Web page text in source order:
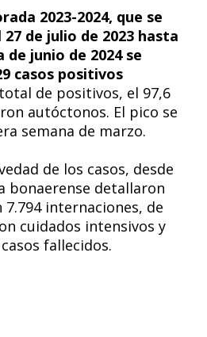
2023-2024, que se
de julio de 2023 hasta
junio de 2024 se
casos positivos
de positivos, el 97,6
autóctonos. El pico se
semana de marzo.
de los casos, desde
bonaerense detallaron
internaciones, de
cuidados intensivos y
fallecidos.